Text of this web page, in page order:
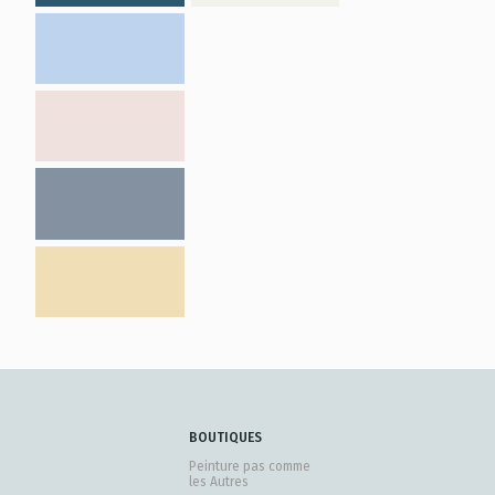
BOUTIQUES
Peinture pas comme
les Autres